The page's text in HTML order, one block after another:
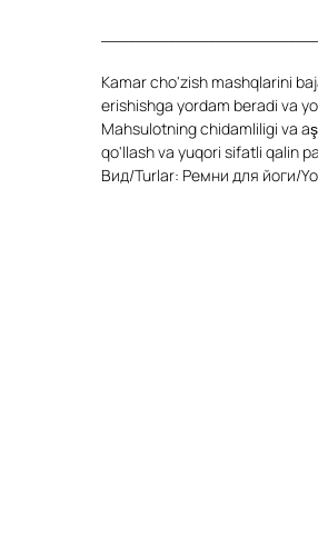
Kamar cho'zish mashqlarini
erishishga yordam beradi va
Mahsulotning chidamliligi va
qo'llash va yuqori sifatli qalin
Вид/Turlar: Ремни для йоги/